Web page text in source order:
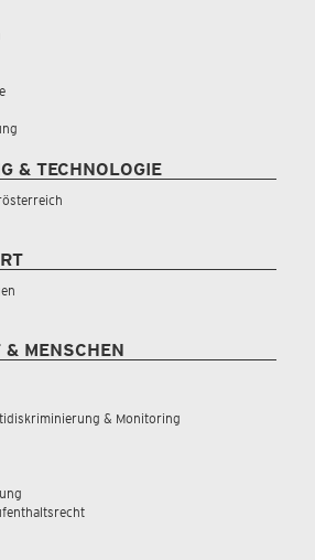
& TECHNOLOGIE
MENSCHEN
& Monitoring